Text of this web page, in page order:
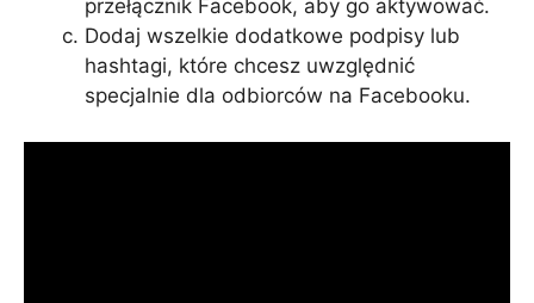
przełącznik Facebook, aby go aktywować.
Dodaj wszelkie dodatkowe podpisy lub
hashtagi, które chcesz uwzględnić
specjalnie dla odbiorców na Facebooku.